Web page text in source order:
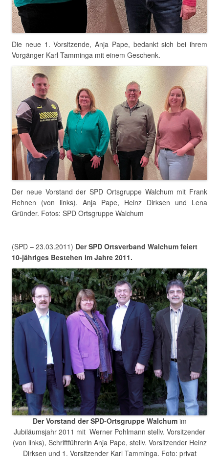
Die neue 1. Vorsitzende, Anja Pape, bedankt sich bei ihrem
Vorgänger Karl Tamminga mit einem Geschenk.
Der neue Vorstand der SPD Ortsgruppe Walchum mit Frank
Rehnen (von links), Anja Pape, Heinz Dirksen und Lena
Gründer. Fotos: SPD Ortsgruppe Walchum
(SPD – 23.03.2011) Der SPD Ortsverband Walchum feiert
10-jähriges Bestehen im Jahre 2011.
Der Vorstand der SPD-Ortsgruppe Walchumim
Jubiläumsjahr 2011 mit Werner Pohlmann stellv. Vorsitzender
(von links), Schriftführerin Anja Pape, stellv. Vorsitzender Heinz
Dirksen und 1. Vorsitzender Karl Tamminga. Foto: privat